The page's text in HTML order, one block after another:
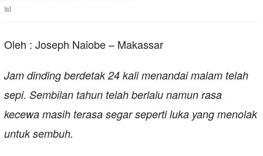
Ist
Oleh : Joseph Naiobe – Makassar
Jam dinding berdetak 24 kali menandai malam telah
sepi. Sembilan tahun telah berlalu namun rasa
kecewa masih terasa segar seperti luka yang menolak
untuk sembuh.